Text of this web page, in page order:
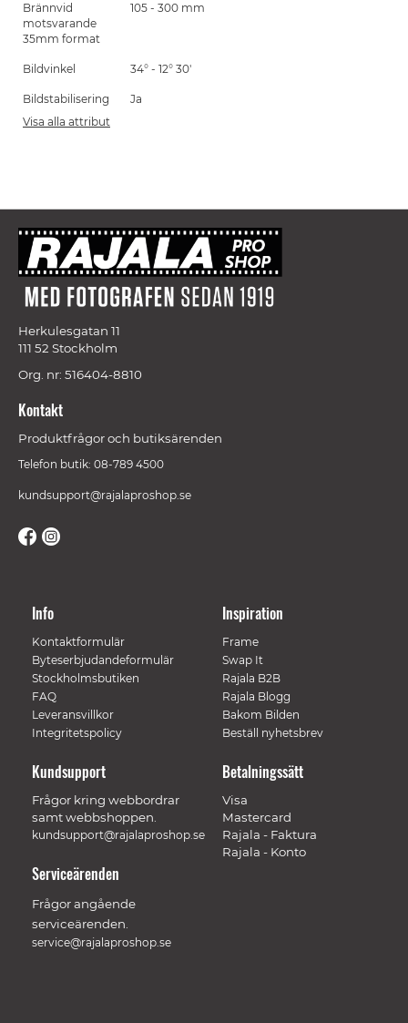
Brännvid
motsvarande
35mm format
105 - 300 mm
Bildvinkel 34° - 12° 30'
Bildstabilisering
Ja
Visa alla attribut
Herkulesgatan 11
111 52 Stockholm
Org. nr: 516404-8810
Kontakt
Produktfrågor och butiksärenden
Telefon butik: 08-789 4500
kundsupport@rajalaproshop.se
Info
Kontaktformulär
Byteserbjudandeformulär
Stockholmsbutiken
FAQ
Leveransvillkor
Integritetspolicy
Inspiration
Frame
Swap It
Rajala B2B
Rajala Blogg
Bakom Bilden
Beställ nyhetsbrev
Betalningssätt
Visa
Mastercard
Rajala - Faktura
Rajala - Konto
Kundsupport
Frågor kring webbordrar
samt webbshoppen.
kundsupport@rajalaproshop.se
Serviceärenden
Frågor angående
serviceärenden.
service@rajalaproshop.se